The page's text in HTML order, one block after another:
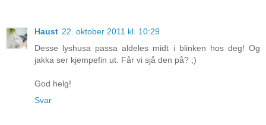
Haust 22. oktober 2011 kl. 10:29
Desse lyshusa passa aldeles midt i blinken hos deg! Og
jakka ser kjempefin ut. Får vi sjå den på? ;)
God helg!
Svar